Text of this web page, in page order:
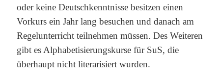
oder keine Deutschkenntnisse besitzen einen
Vorkurs ein Jahr lang besuchen und danach am
Regelunterricht teilnehmen müssen. Des Weiteren
gibt es Alphabetisierungskurse für SuS, die
überhaupt nicht literarisiert wurden.